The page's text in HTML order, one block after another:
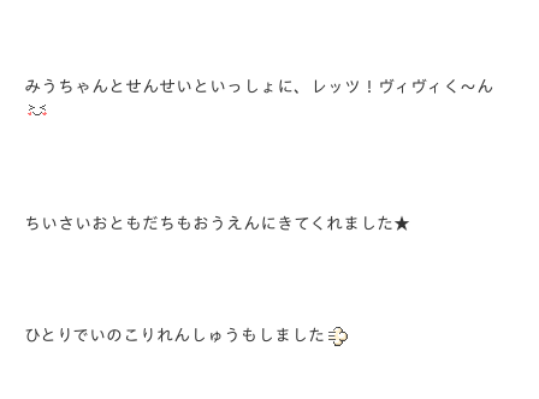
みうちゃんとせんせいといっしょに、レッツ！ヴィヴィく～ん
ちいさいおともだちもおうえんにきてくれました★
ひとりでいのこりれんしゅうもしました